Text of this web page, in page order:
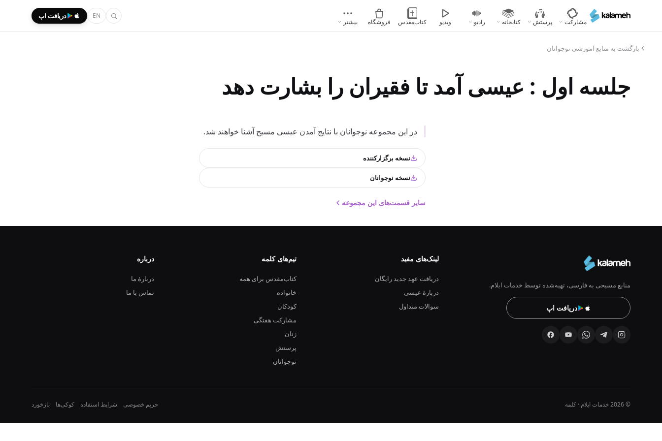
محتوای
مشارکت پرستش کتابخانه رادیو ویدیو کتاب‌مقدس فروشگاه بیشتر
EN دریافت اپ
بازگشت به منابع آموزشی نوجوانان
جلسه اول : عیسی آمد تا فقیران را بشارت دهد
در این مجموعه نوجوانان با نتایج آمدن عیسی مسیح آشنا خواهند شد.
نسخه برگزارکننده
نسخه نوجوانان
سایر قسمت‌های این مجموعه
منابع مسیحی به فارسی، تهیه‌شده توسط خدمات ایلام.
دریافت اپ
لینک‌های مفید
دریافت عهد جدید رایگان
دربارهٔ عیسی
سوالات متداول
تیم‌های کلمه
کتاب‌مقدس برای همه
خانواده
کودکان
مشارکت هفتگی
زنان
پرستش
نوجوانان
درباره
دربارهٔ ما
تماس با ما
© 2026 خدمات ایلام · کلمه حریم خصوصی شرایط استفاده کوکی‌ها بازخورد